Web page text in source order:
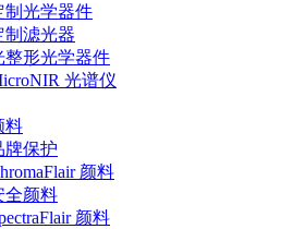
制光学器件
制滤光器
整形光学器件
光谱仪
料
牌保护
颜料
全颜料
颜料